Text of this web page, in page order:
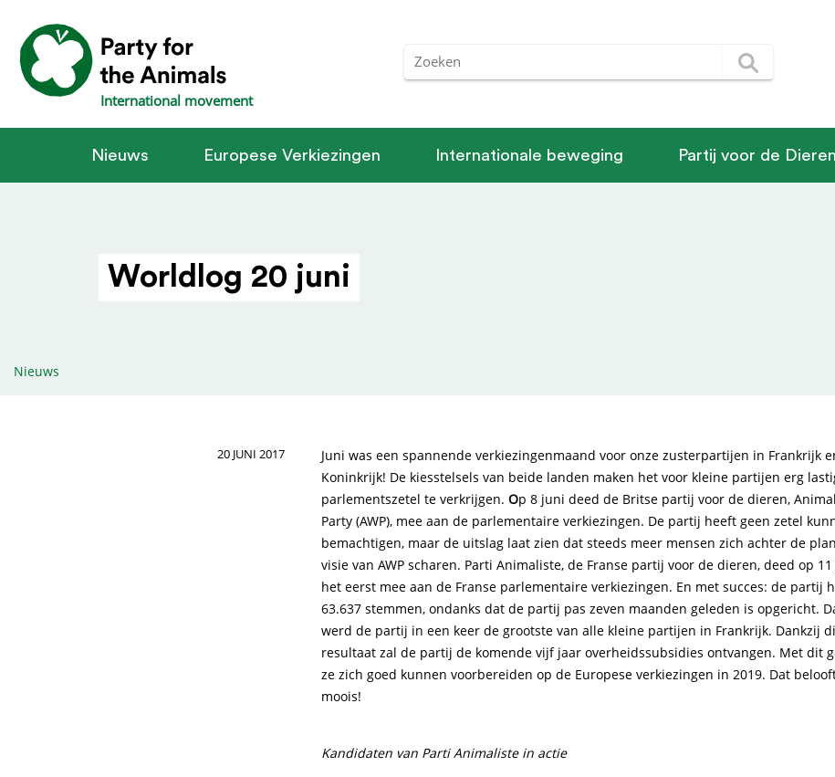
International movement
Nieuws Europese Verkiezingen Internationale beweging Partij voor de Dieren
Worldlog 20 juni
Nieuws
20 JUNI 2017
Juni was een spannende verkiezingenmaand voor onze zusterpartijen in Frankrijk
Koninkrijk! De kiesstelsels van beide landen maken het voor kleine partijen erg
parlementszetel te verkrijgen. Op 8 juni deed de Britse partij voor de dieren,
Party (AWP), mee aan de parlementaire verkiezingen. De partij heeft geen zetel
bemachtigen, maar de uitslag laat zien dat steeds meer mensen zich achter de
visie van AWP scharen. Parti Animaliste, de Franse partij voor de dieren, deed op
het eerst mee aan de Franse parlementaire verkiezingen. En met succes: de partij
63.637 stemmen, ondanks dat de partij pas zeven maanden geleden is opgericht.
werd de partij in een keer de grootste van alle kleine partijen in Frankrijk. Dankzij
resultaat zal de partij de komende vijf jaar overheidssubsidies ontvangen. Met dit
ze zich goed kunnen voorbereiden op de Europese verkiezingen in 2019. Dat
moois!
Kandidaten van Parti Animaliste in actie